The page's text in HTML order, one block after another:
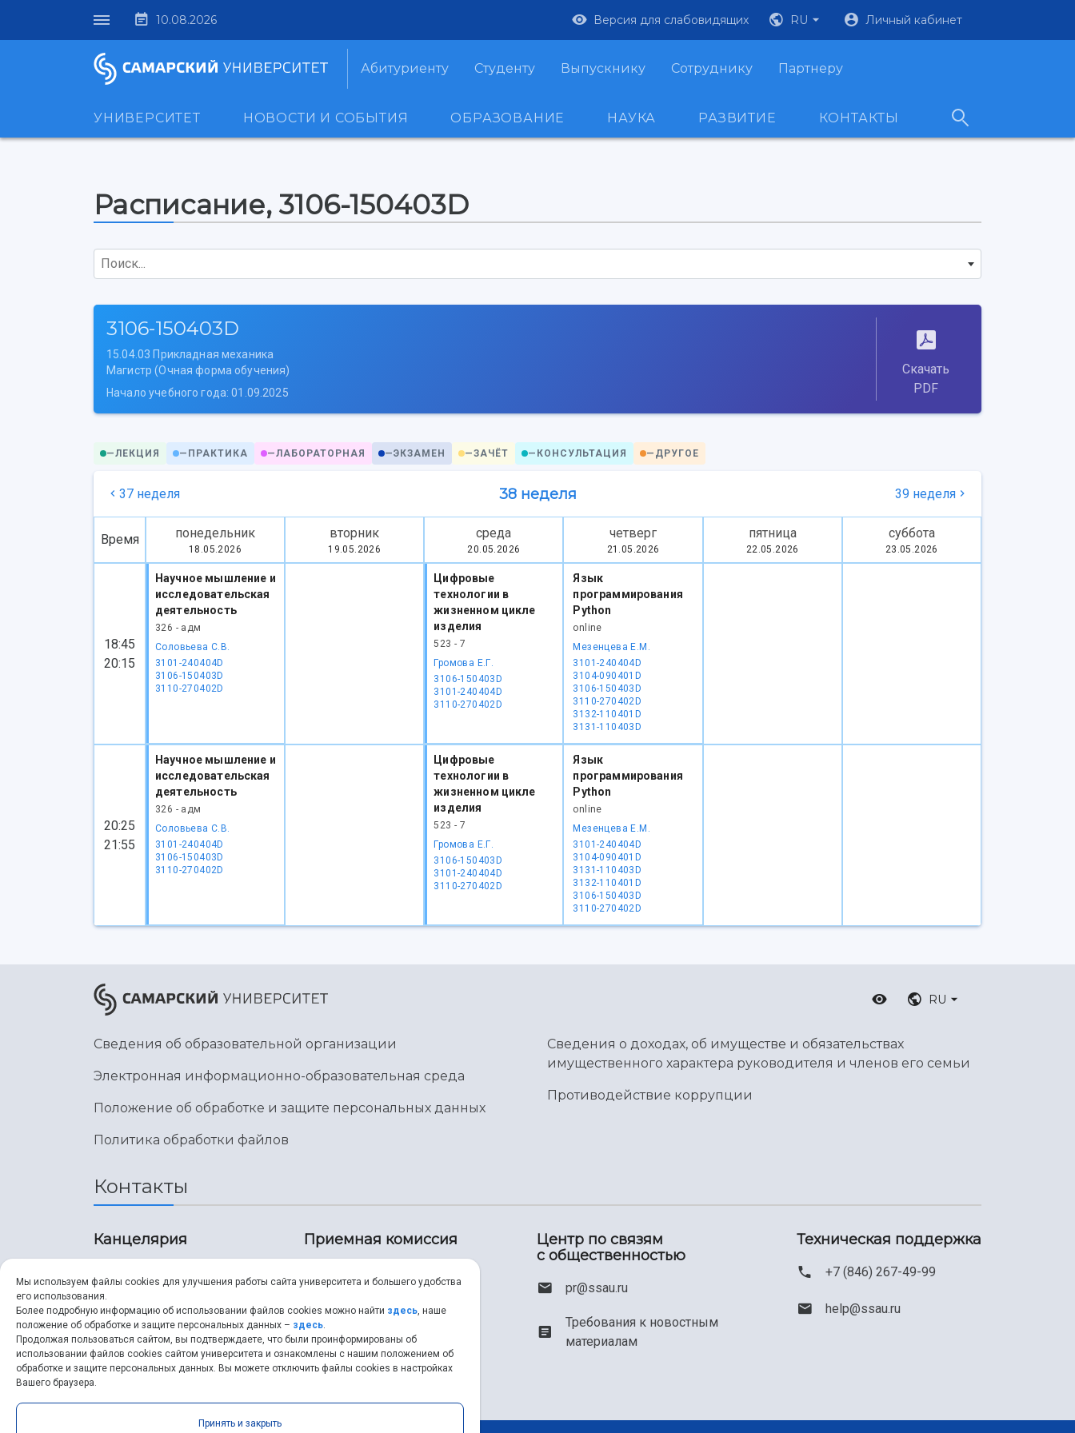
10.08.2026 Версия для слабовидящих RU Личный кабинет
Абитуриенту Студенту Выпускнику Сотруднику Партнеру
УНИВЕРСИТЕТ НОВОСТИ И СОБЫТИЯ ОБРАЗОВАНИЕ НАУКА РАЗВИТИЕ КОНТАКТЫ
Расписание, 3106-150403D
Поиск...
3106-150403D
15.04.03 Прикладная механика
Магистр (Очная форма обучения)
Начало учебного года: 01.09.2025
Скачать
PDF
—ЛЕКЦИЯ — ПРАКТИКА —ЛАБОРАТОРНАЯ —ЭКЗАМЕН —ЗАЧЁТ — КОНСУЛЬТАЦИЯ — ДРУГОЕ
37 неделя 38 неделя 39 неделя
Время понедельник
18.05.2026
вторник
19.05.2026
среда
20.05.2026
четверг
21.05.2026
пятница
22.05.2026
суббота
23.05.2026
18:45
20:15
Научное мышление и
исследовательская
деятельность
326 - адм
Соловьева С.В.
3101-240404D
3106-150403D
3110-270402D
Цифровые
технологии в
жизненном цикле
изделия
523 - 7
Громова Е.Г.
3106-150403D
3101-240404D
3110-270402D
Язык
программирования
Python
online
Мезенцева Е.М.
3101-240404D
3104-090401D
3106-150403D
3110-270402D
3132-110401D
3131-110403D
20:25
21:55
Научное мышление и
исследовательская
деятельность
326 - адм
Соловьева С.В.
3101-240404D
3106-150403D
3110-270402D
Цифровые
технологии в
жизненном цикле
изделия
523 - 7
Громова Е.Г.
3106-150403D
3101-240404D
3110-270402D
Язык
программирования
Python
online
Мезенцева Е.М.
3101-240404D
3104-090401D
3131-110403D
3132-110401D
3106-150403D
3110-270402D
RU
Сведения об образовательной организации
Электронная информационно-образовательная среда
Положение об обработке и защите персональных данных
Политика обработки файлов
Сведения о доходах, об имуществе и обязательствах
имущественного характера руководителя и членов его семьи
Противодействие коррупции
Контакты
Канцелярия
8 (846) 267-43-70
ssau@ssau.ru
Приемная комиссия
8 (846) 267-48-67
priem@ssau.ru
Центр по связям
с общественностью
pr@ssau.ru
Требования к новостным
материалам
Техническая поддержка
+7 (846) 267-49-99
help@ssau.ru
Мы используем файлы cookies для улучшения работы сайта университета и большего удобства
его использования.
Более подробную информацию об использовании файлов cookies можно найти здесь, наше
положение об обработке и защите персональных данных – здесь.
Продолжая пользоваться сайтом, вы подтверждаете, что были проинформированы об
использовании файлов cookies сайтом университета и ознакомлены с нашим положением об
обработке и защите персональных данных. Вы можете отключить файлы cookies в настройках
Вашего браузера.
Принять и закрыть